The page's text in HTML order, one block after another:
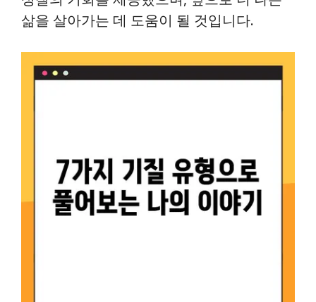
삶을 살아가는 데 도움이 될 것입니다.